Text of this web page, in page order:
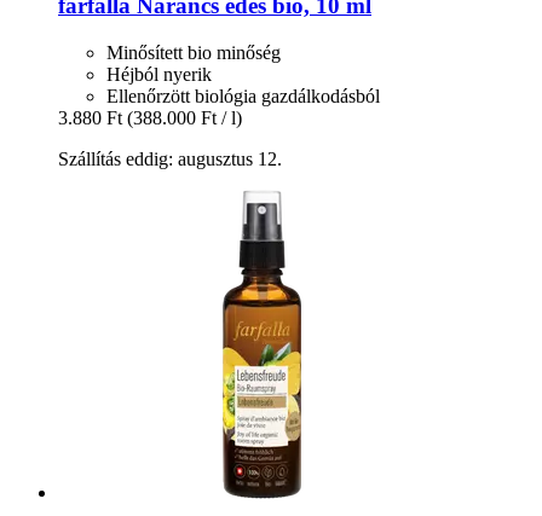
farfalla Narancs édes bio, 10 ml
Minősített bio minőség
Héjból nyerik
Ellenőrzött biológia gazdálkodásból
3.880 Ft (388.000 Ft / l)
Szállítás eddig: augusztus 12.